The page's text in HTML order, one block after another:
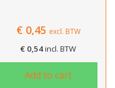
€0,45 excl. BTW
€ 0,54incl. BTW
Add to cart